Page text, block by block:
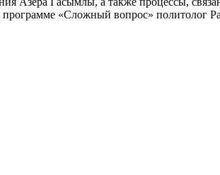
«Сложный вопрос» политолог